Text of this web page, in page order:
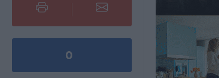
0